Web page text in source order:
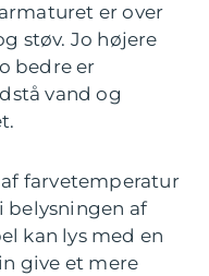
er over
støv. Jo højere
bedre er
vand og
farvetemperatur
belysningen af
kan lys med en
give et mere